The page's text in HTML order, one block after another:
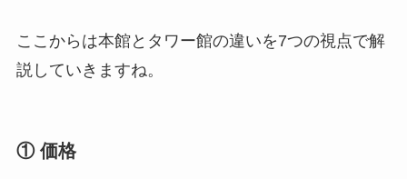
ここからは本館とタワー館の違いを7つの視点で解
説していきますね。
① 価格